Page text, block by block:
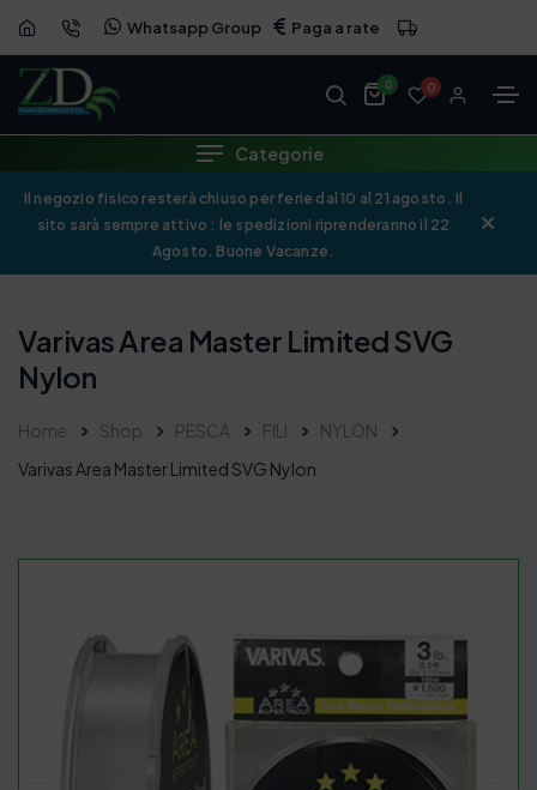
Whatsapp Group Paga a rate
0 0
Categorie
Il negozio fisico resterà chiuso per ferie dal 10 al 21 agosto. Il
sito sarà sempre attivo : le spedizioni riprenderanno il 22
Agosto. Buone Vacanze.
Varivas Area Master Limited SVG
Nylon
Home Shop PESCA FILI
NYLON
Varivas Area Master Limited SVG Nylon